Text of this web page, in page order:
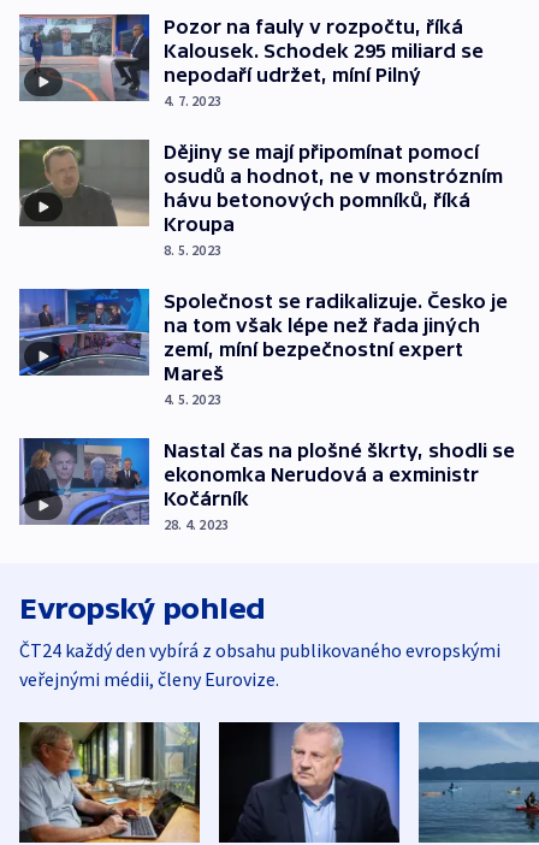
Pozor na fauly v rozpočtu, říká
Kalousek. Schodek 295 miliard se
nepodaří udržet, míní Pilný
4. 7. 2023
Dějiny se mají připomínat pomocí
osudů a hodnot, ne v monstrózním
hávu betonových pomníků, říká
Kroupa
8. 5. 2023
Společnost se radikalizuje. Česko je
na tom však lépe než řada jiných
zemí, míní bezpečnostní expert
Mareš
4. 5. 2023
Nastal čas na plošné škrty, shodli se
ekonomka Nerudová a exministr
Kočárník
28. 4. 2023
Evropský pohled
ČT24 každý den vybírá z obsahu publikovaného evropskými
veřejnými médii, členy Eurovize.